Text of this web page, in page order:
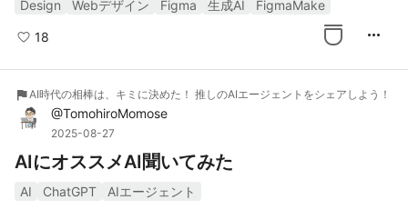
Design Webデザイン Figma 生成AI FigmaMake
18 more_horiz
flagAI時代の相棒は、キミに決めた！ 推しのAIエージェントをシェアしよう！
@TomohiroMomose
2025-08-27
AIにオススメAI聞いてみた
AI ChatGPT AIエージェント